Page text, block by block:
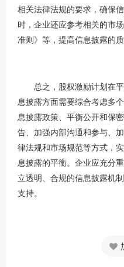
相关法律法规的要求，确保
时，企业还应参考相关的市
准则》等，提高信息披露的质
总之，股权激励计划在
息披露方面需要综合考虑多
息披露政策、平衡公开和保
告、加强内部沟通和参与、
律法规和市场规范等方式，
息披露的平衡。企业应充分
立透明、合规的信息披露机
支持。